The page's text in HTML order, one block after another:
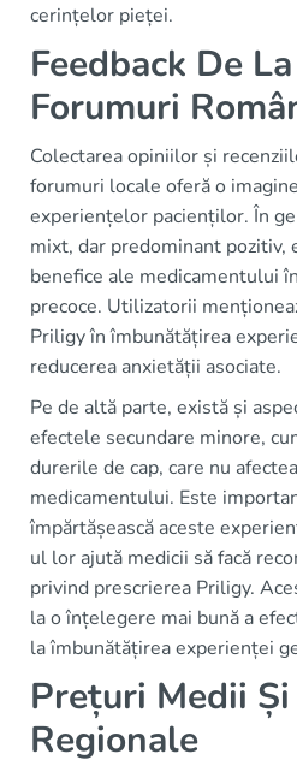
cerințelor pieței.
Feedback De
Forumuri
Colectarea opiniilor și
forumuri locale oferă o
experiențelor pacienților. În
mixt, dar predominant pozitiv,
benefice ale medicamentului
precoce. Utilizatorii
Priligy în îmbunătățirea
reducerea anxietății asociate.
Pe de altă parte, există și
efectele secundare minore,
durerile de cap, care nu
medicamentului. Este
împărtășească aceste
ul lor ajută medicii să facă
privind prescrierea Priligy.
la o înțelegere mai bună a
la îmbunătățirea experienței
Prețuri Medii
Regionale